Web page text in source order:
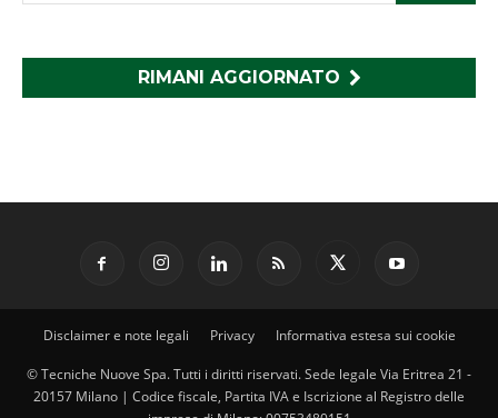
RIMANI AGGIORNATO
Disclaimer e note legali Privacy Informativa estesa sui cookie
© Tecniche Nuove Spa. Tutti i diritti riservati. Sede legale Via Eritrea 21 -
20157 Milano | Codice fiscale, Partita IVA e Iscrizione al Registro delle